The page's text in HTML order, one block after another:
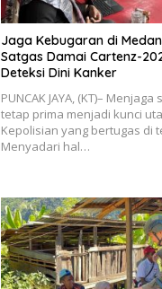
Jaga Kebugaran di
Satgas Damai Cartenz-
Deteksi Dini Kanker
PUNCAK JAYA, (KT)–
tetap prima menjadi kunci
Kepolisian yang bertugas di
Menyadari hal…